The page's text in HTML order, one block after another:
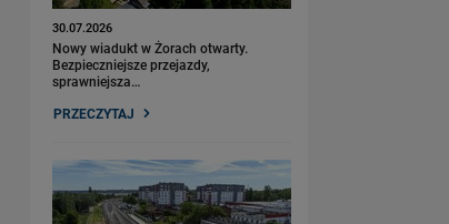
30.07.2026
Nowy wiadukt w Żorach otwarty.
Bezpieczniejsze przejazdy,
sprawniejsza…
PRZECZYTAJ